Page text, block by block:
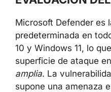
maliciosos antes de
EVALUACIÓN
Microsoft Defender es
predeterminada en